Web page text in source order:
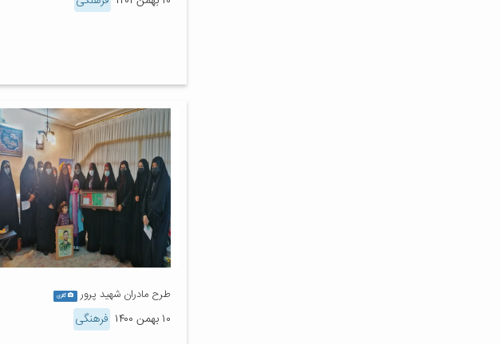
طرح مادران شهید پرور گالری
۱۰ بهمن ۱۴۰۰ فرهنگی